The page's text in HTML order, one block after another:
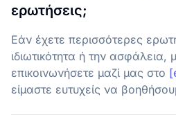
ερωτήσεις;
Εάν έχετε περισσότερες
ιδιωτικότητα ή την ασφάλεια,
επικοινωνήσετε μαζί μας στο
είμαστε ευτυχείς να